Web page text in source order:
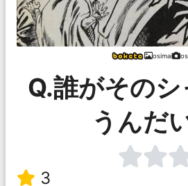
osimai
Q.誰がその
うんだ
3